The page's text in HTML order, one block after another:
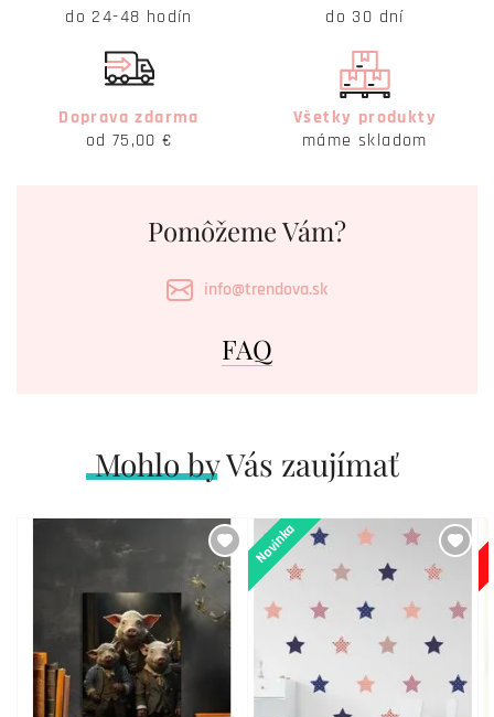
do 24-48 hodín
do 30 dní
Doprava zdarma
od 75,00 €
Všetky produkty
máme skladom
Pomôžeme Vám?
info@trendova.sk
FAQ
Mohlo by Vás zaujímať
Novinka